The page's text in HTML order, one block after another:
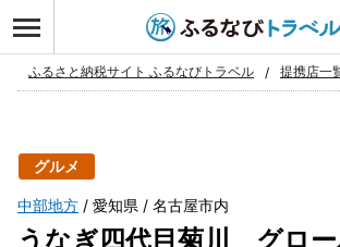
お気に入り
ふるさと納税サイト ふるなびトラベル 提携店一
グルメ
中部地方 愛知県 名古屋市内
うなぎ四代目菊川 グロ